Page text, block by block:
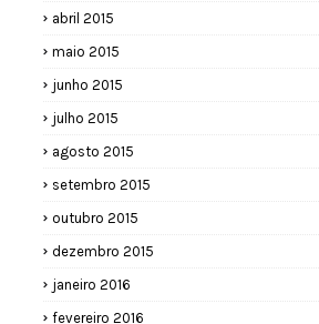
abril 2015
maio 2015
junho 2015
julho 2015
agosto 2015
setembro 2015
outubro 2015
dezembro 2015
janeiro 2016
fevereiro 2016